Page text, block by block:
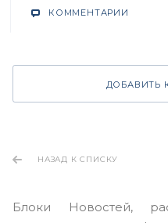
КОММЕНТАРИИ
ДОБАВИТЬ
НАЗАД К СПИСКУ
Блоки Новостей,